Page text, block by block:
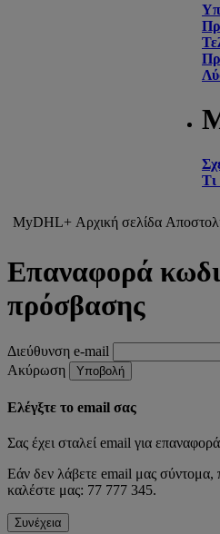
Τι
MyDHL+ Αρχική σελίδα
Επαναφορά
πρόσβασης
Διεύθυνση e-mail
Ακύρωση
Υποβολή
Ελέγξτε το email σας
Σας έχει σταλεί email για
Εάν δεν λάβετε email μας
καλέστε μας: 77 777 345.
Συνέχεια